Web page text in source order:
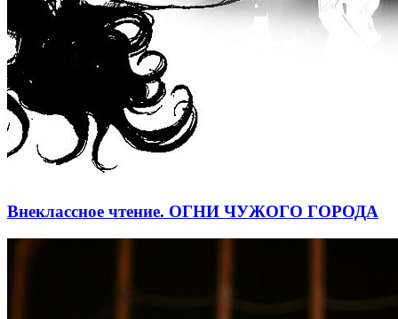
Внеклассное чтение. ОГНИ ЧУЖОГО ГОРОДА